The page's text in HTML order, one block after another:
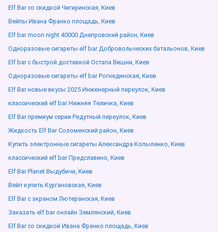
Elf Bar со скидкой Чигиринская, Киев
Вейпы Ивана Франко площадь, Киев
Elf bar moon night 40000 Днепровский район, Киев
Одноразовые сигареты elf bar Добровольческих батальонов, Киев
Elf bar с быстрой доставкой Остапа Вишни, Киев
Одноразовые сигареты elf bar Рогнединская, Киев
Elf Bar новые вкусы 2025 Инженерный переулок, Киев
классический elf bar Нижняя Теличка, Киев
Elf Bar премиум серии Редутный переулок, Киев
Жидкость Elf Bar Соломенский район, Киев
Купить электронные сигареты Александра Копыленко, Киев
классический elf bar Предславино, Киев
Elf Bar Planet Выдубичи, Киев
Вейп купить Кургановская, Киев
Elf Bar с экраном Лютеранская, Киев
Заказать elf bar онлайн Землянский, Киев
Elf Bar со скидкой Ивана Франко площадь, Киев